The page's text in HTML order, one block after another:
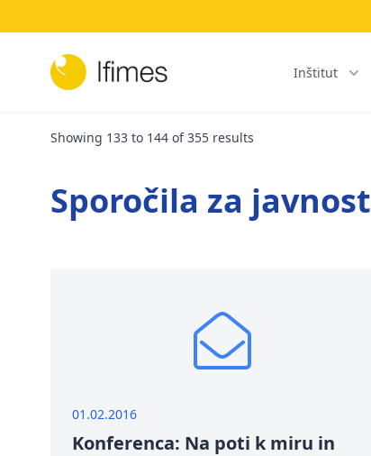
Inštitut
Showing 133 to 144 of355 results
Sporočila za javnost
01.02.2016
Konferenca: Na poti k miru in